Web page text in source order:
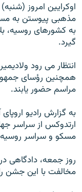
فرکانس‌ها
گزارش‌های تصویری
گزارش‌های ویدئویی
زنان فردا
English
به ما بپیوندید
زبان‌های دیگر
اوکرایین امروز
مذهبی پیوستن به
به کشورهای روسیه،
گیرد.
انتظار می رود
همچنین رؤسای
مراسم حضور یابند.
به گزارش رادیو
ارتدوکس از سراسر
مسکو و سراسر
روز جمعه، دادگاهی
مخالفت با این جشن را